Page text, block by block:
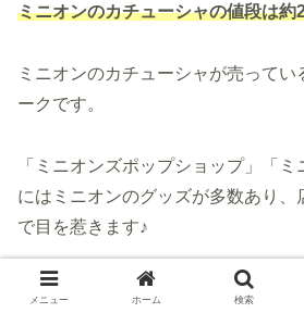
ミニオンのカチューシャの値段は約
ミニオンのカチューシャが売って
ークです。
「ミニオンズポップショップ」「ミ
にはミニオンのグッズが多数あり、
で目を惹きます♪
ミニオンやティムやフラッフィのキ
メニュー ホーム 検索